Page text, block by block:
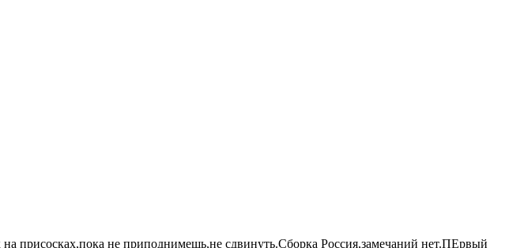
присосках,пока не приподнимешь,не сдвинуть.Сборка Россия,замечаний нет.ПЕрвый